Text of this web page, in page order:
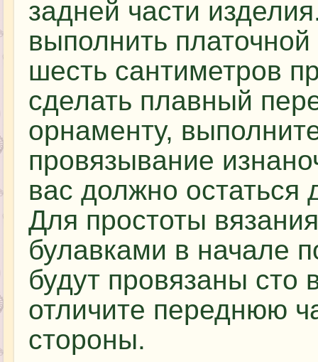
задней части
выполнить
шесть сантиметров
сделать плавный
орнаменту,
провязывание
вас должно остаться
Для простоты
булавками в начале
будут провязаны сто
отличите переднюю
стороны.